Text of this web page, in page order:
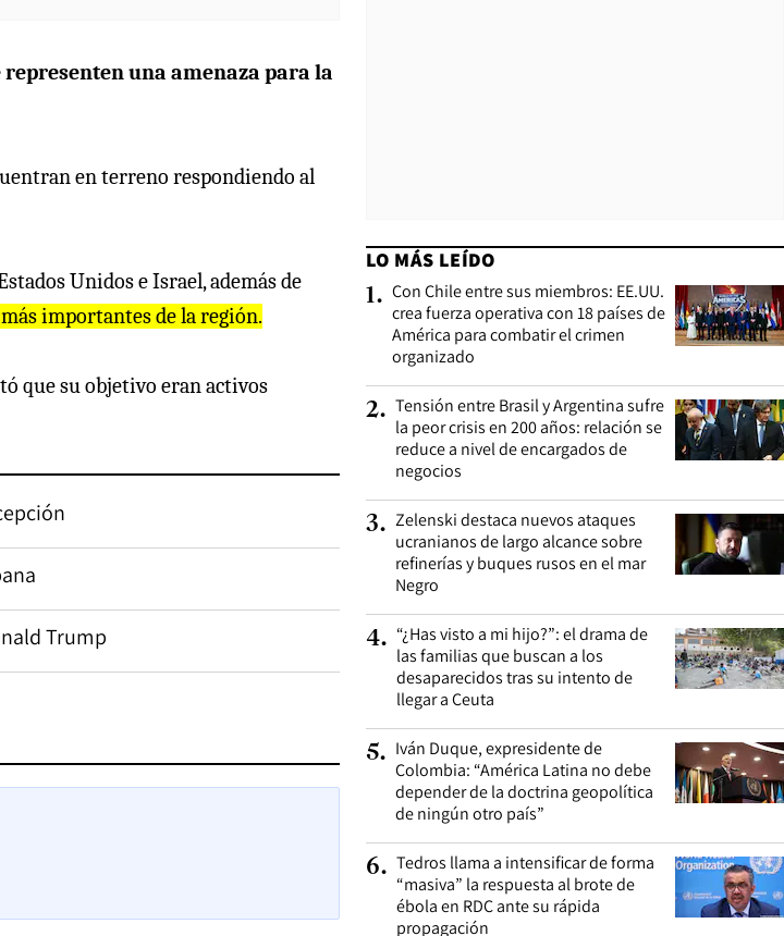
una amenaza para la
en terreno respondiendo al
Unidos e Israel, además de
importantes de la región.
que su objetivo eran activos
Trump
LO MÁS LEÍDO
1. Con Chile entre sus miembros: EE.UU.
crea fuerza operativa con 18 países de
América para combatir el crimen
organizado
2. Tensión entre Brasil y Argentina sufre
la peor crisis en 200 años: relación se
reduce a nivel de encargados de
negocios
3. Zelenski destaca nuevos ataques
ucranianos de largo alcance sobre
refinerías y buques rusos en el mar
Negro
4. “¿Has visto a mi hijo?”: el drama de
las familias que buscan a los
desaparecidos tras su intento de
llegar a Ceuta
5. Iván Duque, expresidente de
Colombia: “América Latina no debe
depender de la doctrina geopolítica
de ningún otro país”
6. Tedros llama a intensificar de forma
“masiva” la respuesta al brote de
ébola en RDC ante su rápida
propagación